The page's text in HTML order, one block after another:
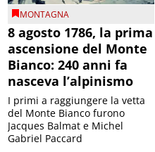
MONTAGNA
8 agosto 1786, la prima
ascensione del Monte
Bianco: 240 anni fa
nasceva l’alpinismo
I primi a raggiungere la vetta
del Monte Bianco furono
Jacques Balmat e Michel
Gabriel Paccard